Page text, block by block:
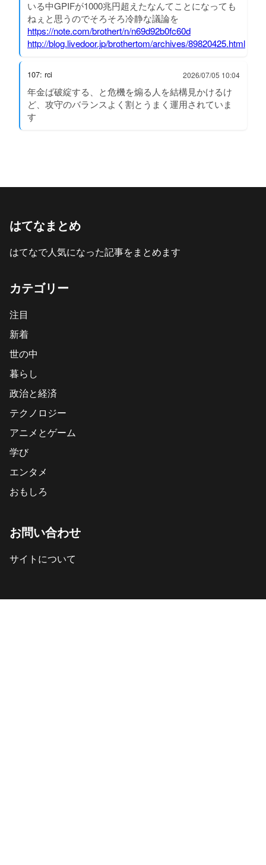
いる中GPIFが1000兆円超えたなんてことになっても
ねぇと思うのでそろそろ冷静な議論を
https://note.com/brothert/n/n69d92b0fc60d
http://blog.livedoor.jp/brothertom/archives/89820425.html
107: rci 2026/07/05 10:04
年金ば破綻する、と危機を煽る人を結構見かけるけ
ど、攻守のバランスよく割とうまく運用されていま
す
はてなまとめ
はてなで人気になった記事をまとめます
カテゴリー
注目
新着
世の中
暮らし
政治と経済
テクノロジー
アニメとゲーム
学び
エンタメ
おもしろ
お問い合わせ
サイトについて